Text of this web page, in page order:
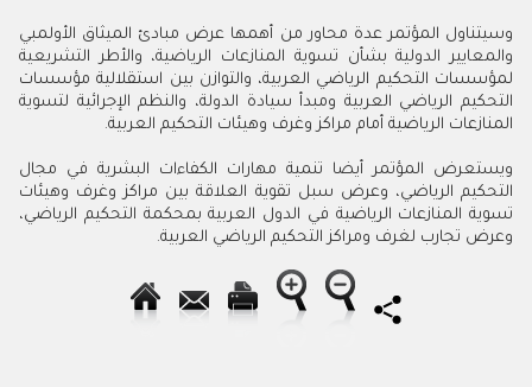
وسيتناول المؤتمر عدة محاور من أهمها عرض مبادئ الميثاق الأولمبي
والمعايير الدولية بشأن تسوية المنازعات الرياضية، والأطر التشريعية
لمؤسسات التحكيم الرياضي العربية، والتوازن بين استقلالية مؤسسات
التحكيم الرياضي العربية ومبدأ سيادة الدولة، والنظم الإجرائية لتسوية
المنازعات الرياضية أمام مراكز وغرف وهيئات التحكيم العربية.
ويستعرض المؤتمر أيضا تنمية مهارات الكفاءات البشرية في مجال
التحكيم الرياضي، وعرض سبل تقوية العلاقة بين مراكز وغرف وهيئات
تسوية المنازعات الرياضية في الدول العربية بمحكمة التحكيم الرياضي،
وعرض تجارب لغرف ومراكز التحكيم الرياضي العربية.